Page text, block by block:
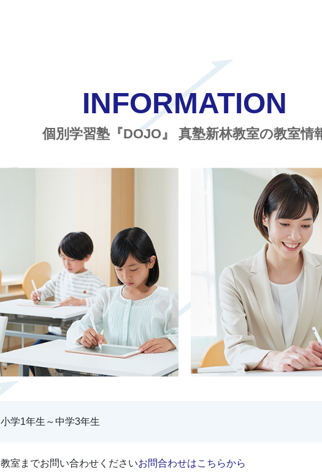
INFORMATION
個別学習塾『DOJO』 真塾新林教室の教室情
小学1年生～中学3年生
教室までお問い合わせくださいお問合わせはこちらから